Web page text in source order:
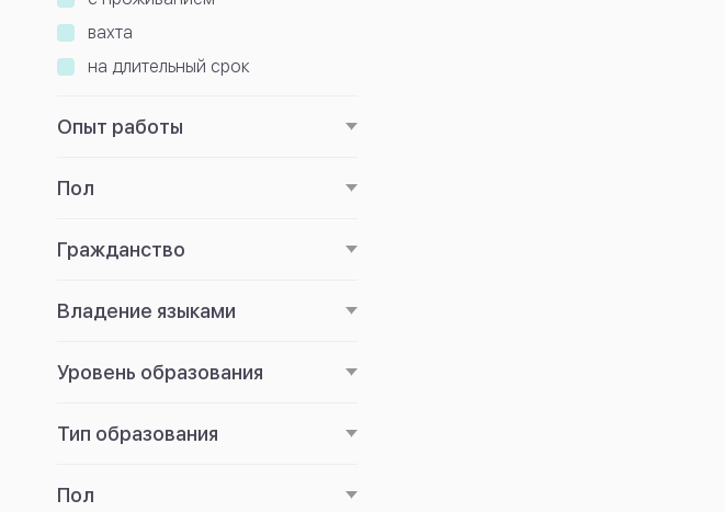
вахта
на длительный срок
Опыт работы
Пол
Гражданство
Владение языками
Уровень образования
Тип образования
Пол